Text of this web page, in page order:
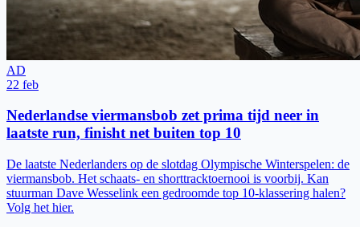
AD
22 feb
Nederlandse viermansbob zet prima tijd neer in
laatste run, finisht net buiten top 10
De laatste Nederlanders op de slotdag Olympische Winterspelen: de
viermansbob. Het schaats- en shorttracktoernooi is voorbij. Kan
stuurman Dave Wesselink een gedroomde top 10-klassering halen?
Volg het hier.